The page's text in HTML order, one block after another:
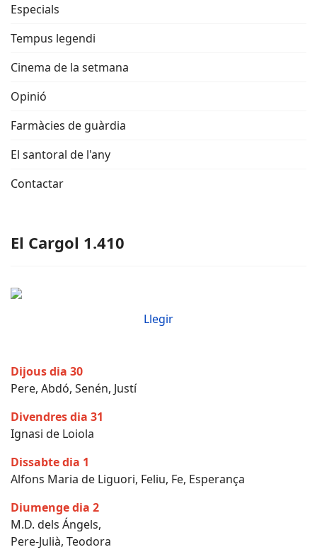
Especials
Tempus legendi
Cinema de la setmana
Opinió
Farmàcies de guàrdia
El santoral de l'any
Contactar
El Cargol 1.410
Llegir
Dijous dia 30
Pere, Abdó, Senén, Justí
Divendres dia 31
Ignasi de Loiola
Dissabte dia 1
Alfons Maria de Liguori, Feliu, Fe, Esperança
Diumenge dia 2
M.D. dels Ángels,
Pere-Julià, Teodora